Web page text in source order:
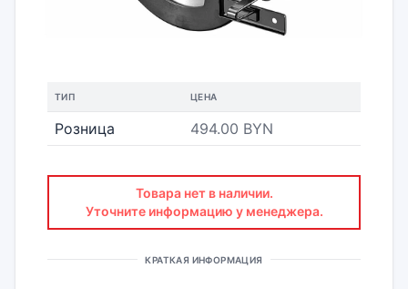
ТИП ЦЕНА
Розница 494.00 BYN
Товара нет в наличии.
Уточните информацию у менеджера.
КРАТКАЯ ИНФОРМАЦИЯ